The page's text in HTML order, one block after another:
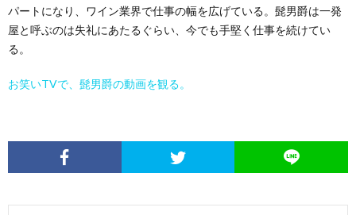
パートになり、ワイン業界で仕事の幅を広げている。髭男爵は一発
屋と呼ぶのは失礼にあたるぐらい、今でも手堅く仕事を続けてい
る。
お笑いTVで、髭男爵の動画を観る。